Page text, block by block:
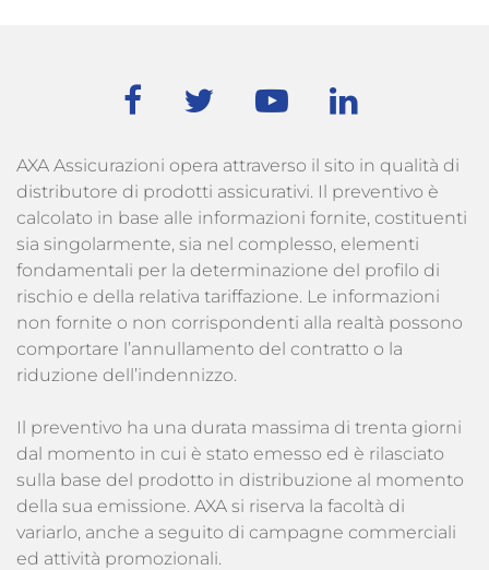
AXA Assicurazioni opera attraverso il sito in qualità di
distributore di prodotti assicurativi. Il preventivo è
calcolato in base alle informazioni fornite, costituenti
sia singolarmente, sia nel complesso, elementi
fondamentali per la determinazione del profilo di
rischio e della relativa tariffazione. Le informazioni
non fornite o non corrispondenti alla realtà possono
comportare l’annullamento del contratto o la
riduzione dell’indennizzo.
Il preventivo ha una durata massima di trenta giorni
dal momento in cui è stato emesso ed è rilasciato
sulla base del prodotto in distribuzione al momento
della sua emissione. AXA si riserva la facoltà di
variarlo, anche a seguito di campagne commerciali
ed attività promozionali.